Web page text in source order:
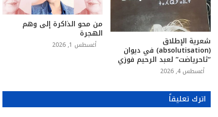
شعرية الإطلاق
(absolutisation) في ديوان
“ثاحرياضت” لعبد الرحيم فوزي
أغسطس 4, 2026
من محو الذاكرة إلى وهم
الهجرة
أغسطس 1, 2026
اترك تعليقاً